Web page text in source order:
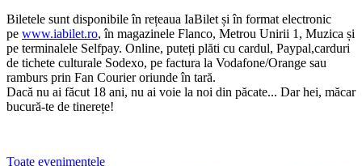
Biletele sunt disponibile în rețeaua IaBilet și în format electronic
pe www.iabilet.ro, în magazinele Flanco, Metrou Unirii 1, Muzica și
pe terminalele Selfpay. Online, puteți plăti cu cardul, Paypal,carduri
de tichete culturale Sodexo, pe factura la Vodafone/Orange sau
ramburs prin Fan Courier oriunde în tară.
Dacă nu ai făcut 18 ani, nu ai voie la noi din păcate... Dar hei, măcar
bucură-te de tinerețe!
Toate evenimentele